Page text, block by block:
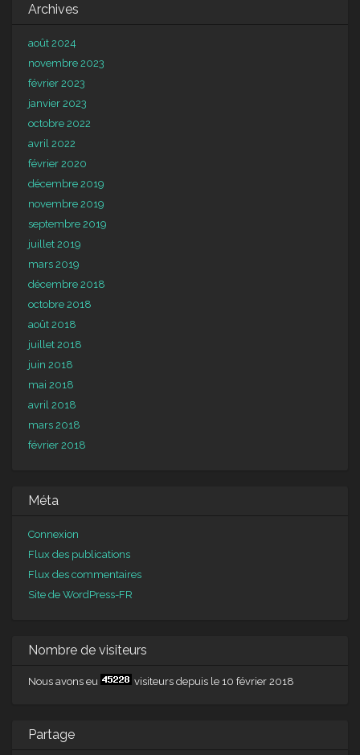
Archives
août 2024
novembre 2023
février 2023
janvier 2023
octobre 2022
avril 2022
février 2020
décembre 2019
novembre 2019
septembre 2019
juillet 2019
mars 2019
décembre 2018
octobre 2018
août 2018
juillet 2018
juin 2018
mai 2018
avril 2018
mars 2018
février 2018
Méta
Connexion
Flux des publications
Flux des commentaires
Site de WordPress-FR
Nombre de visiteurs
Nous avons eu visiteurs depuis le 10 février 2018
Partage